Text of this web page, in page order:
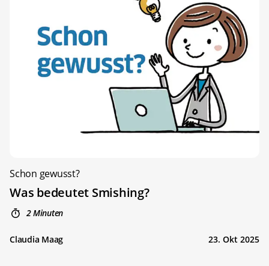
Schon gewusst?
Was bedeutet Smishing?
2 Minuten
Claudia Maag 23. Okt 2025